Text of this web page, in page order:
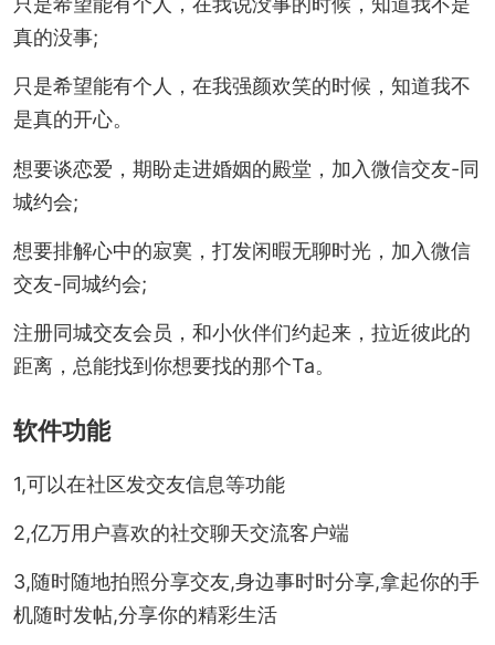
真的没事;
只是希望能有个人，在我强颜欢笑的时候，知道我不
是真的开心。
想要谈恋爱，期盼走进婚姻的殿堂，加入微信交友-同
城约会;
想要排解心中的寂寞，打发闲暇无聊时光，加入微信
交友-同城约会;
注册同城交友会员，和小伙伴们约起来，拉近彼此的
距离，总能找到你想要找的那个Ta。
软件功能
1,可以在社区发交友信息等功能
2,亿万用户喜欢的社交聊天交流客户端
3,随时随地拍照分享交友,身边事时时分享,拿起你的手
机随时发帖,分享你的精彩生活